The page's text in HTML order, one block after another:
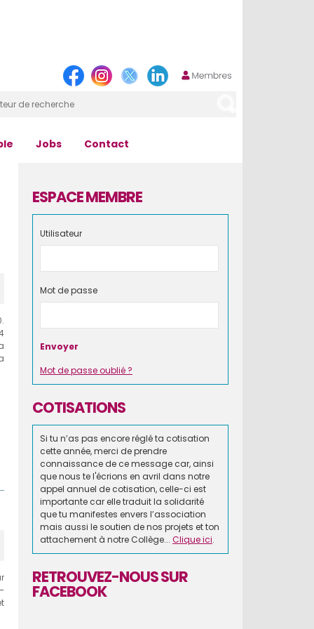
Jobs Contact
ESPACE MEMBRE
Utilisateur
Mot de passe
Mot de passe oublié ?
COTISATIONS
Si tu n’as pas encore réglé ta cotisation
cette année, merci de prendre
connaissance de ce message car, ainsi
que nous te l'écrions en avril dans notre
appel annuel de cotisation, celle-ci est
importante car elle traduit la solidarité
que tu manifestes envers l’association
mais aussi le soutien de nos projets et ton
attachement à notre Collège... Clique ici.
RETROUVEZ-NOUS SUR
FACEBOOK